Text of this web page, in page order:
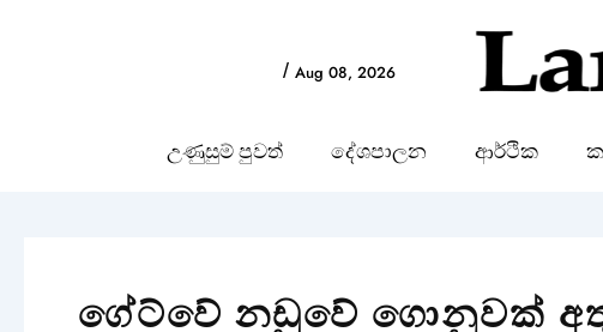
/ Aug 08, 2026
උණුසුම් පුවත් දේශපාලන ආර්ථික
ගේට්වේ නඩුවේ ගොනුවක්